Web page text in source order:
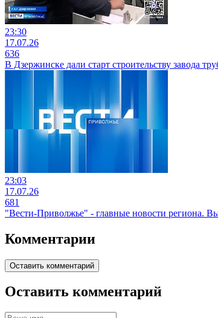
23:30
17.07.26
636
В Дзержинске дали старт строительству завода
23:03
17.07.26
681
"Вести-Приволжье" - главные новости региона.
Комментарии
Оставить комментарий
Оставить комментарий